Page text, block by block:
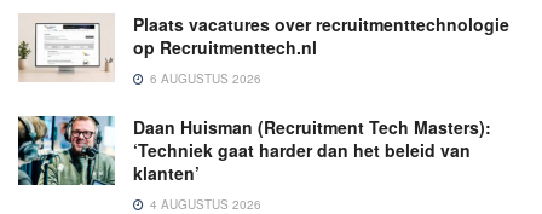
Plaats vacatures over recruitmenttechnologie
op Recruitmenttech.nl
6 AUGUSTUS 2026
Daan Huisman (Recruitment Tech Masters):
‘Techniek gaat harder dan het beleid van
klanten’
4 AUGUSTUS 2026